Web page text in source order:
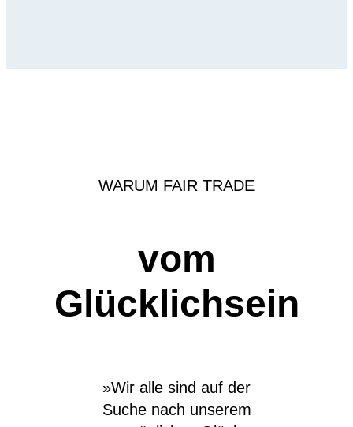
WARUM FAIR TRADE
vom
Glücklichsein
»Wir alle sind auf der
Suche nach unserem